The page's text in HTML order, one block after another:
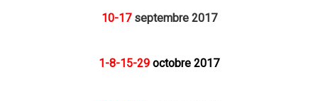
10-17 septembre 2017
1-8-15-29 octobre 2017